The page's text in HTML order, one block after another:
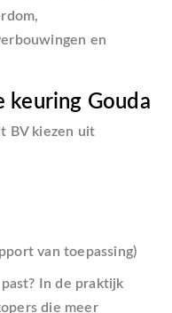
en
keuring Gouda
BV kiezen uit
van toepassing)
In de praktijk
die meer